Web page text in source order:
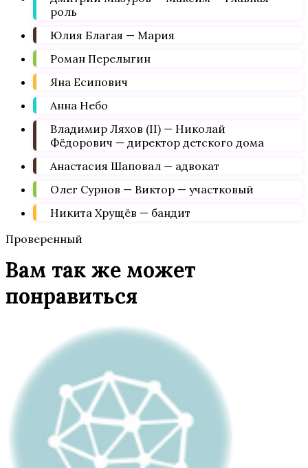
роль
Юлия Благая — Мария
Роман Перелыгин
Яна Есипович
Анна Небо
Владимир Ляхов (II) — Николай
Фёдорович — директор детского дома
Анастасия Шаповал — адвокат
Олег Сурнов — Виктор — участковый
Никита Хрущёв — бандит
Проверенный
Вам так же может
понравиться